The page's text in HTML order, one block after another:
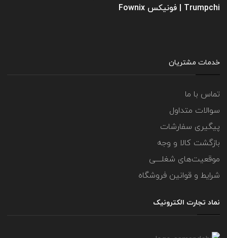
Trumpchi | فونیکس Fownix
خدمات مشتریان
تماس با ما
سوالات متداول
پیگیری سفارشات
بازگشت کالا و وجه
موقعیت‌های شغلــــی
شرایط و قوانین فروشگاه
نماد تجارت الکترونیک